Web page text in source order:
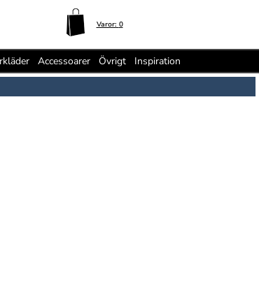
Varor: 0
Accessoarer Övrigt Inspiration